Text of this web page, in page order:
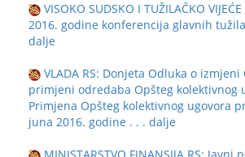
VISOKO SUDSKO I TUŽILAČKO
2016. godine konferencija glavnih
dalje
VLADA RS: Donjeta Odluka o izmjeni
primjeni odredaba Opšteg kolektivnog
Primjena Opšteg kolektivnog ugovora
juna 2016. godine . . . dalje